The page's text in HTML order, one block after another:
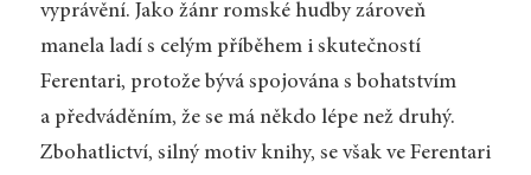
vyprávění. Jako žánr romské hudby zároveň
manela ladí s celým příběhem i skutečností
Ferentari, protože bývá spojována s bohatstvím
a předváděním, že se má někdo lépe než druhý.
Zbohatlictví, silný motiv knihy, se však ve Ferentari